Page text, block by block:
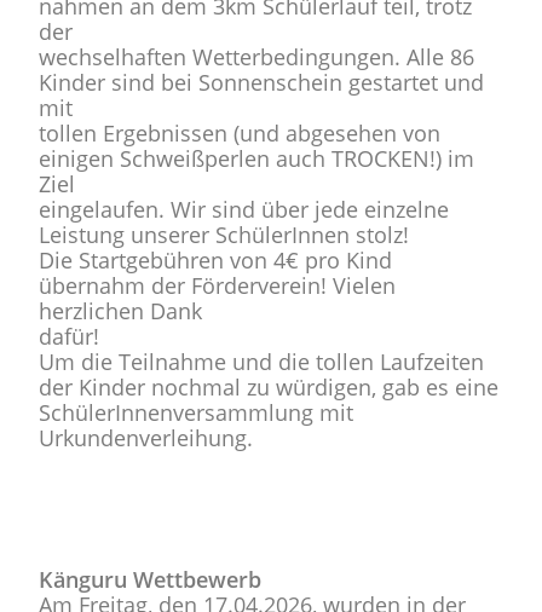
nahmen an dem 3km Schülerlauf teil, trotz
der
wechselhaften Wetterbedingungen. Alle 86
Kinder sind bei Sonnenschein gestartet und
mit
tollen Ergebnissen (und abgesehen von
einigen Schweißperlen auch TROCKEN!) im
Ziel
eingelaufen. Wir sind über jede einzelne
Leistung unserer SchülerInnen stolz!
Die Startgebühren von 4€ pro Kind
übernahm der Förderverein! Vielen
herzlichen Dank
dafür!
Um die Teilnahme und die tollen Laufzeiten
der Kinder nochmal zu würdigen, gab es eine
SchülerInnenversammlung mit
Urkundenverleihung.
Känguru Wettbewerb
Am Freitag, den 17.04.2026, wurden in der